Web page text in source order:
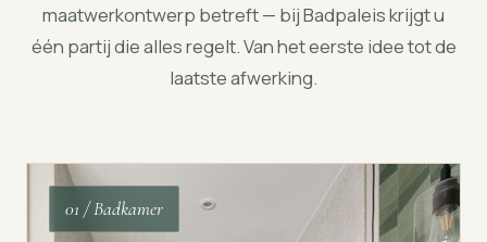
maatwerkontwerp betreft — bij Badpaleis krijgt u
één partij die alles regelt. Van het eerste idee tot de
laatste afwerking.
01 / Badkamer